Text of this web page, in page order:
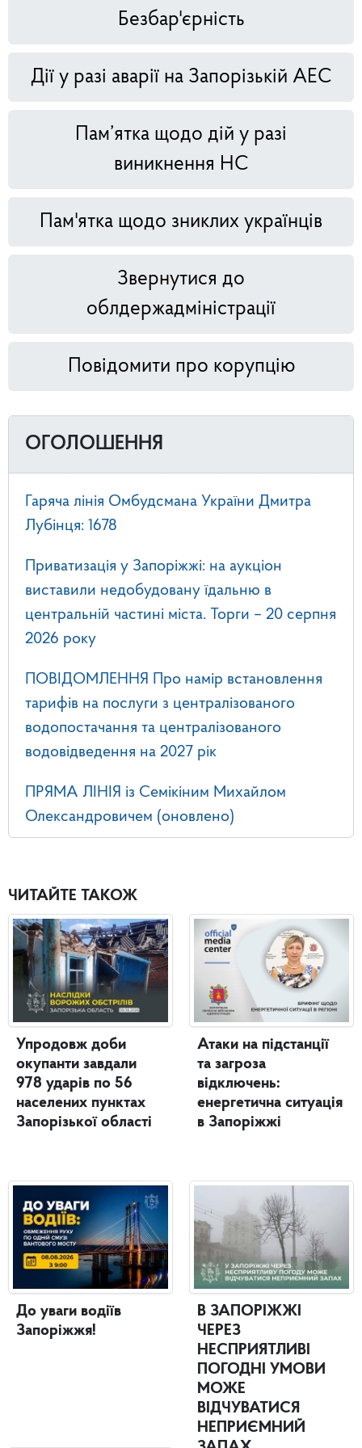
Безбар'єрність
Дії у разі аварії на Запорізькій АЕС
Пам’ятка щодо дій у разі
виникнення НС
Пам'ятка щодо зниклих українців
Звернутися до
облдержадміністрації
Повідомити про корупцію
ОГОЛОШЕННЯ
Гаряча лінія Омбудсмана України Дмитра
Лубінця: 1678
Приватизація у Запоріжжі: на аукціон
виставили недобудовану їдальню в
центральній частині міста. Торги – 20 серпня
2026 року
ПОВІДОМЛЕННЯ Про намір встановлення
тарифів на послуги з централізованого
водопостачання та централізованого
водовідведення на 2027 рік
ПРЯМА ЛІНІЯ із Семікіним Михайлом
Олександровичем (оновлено)
ЧИТАЙТЕ ТАКОЖ
Упродовж доби
окупанти завдали
978 ударів по 56
населених пунктах
Запорізької області
До уваги водіїв
Запоріжжя!
Атаки на підстанції
та загроза
відключень:
енергетична ситуація
в Запоріжжі
В ЗАПОРІЖЖІ
ЧЕРЕЗ
НЕСПРИЯТЛИВІ
ПОГОДНІ УМОВИ
МОЖЕ
ВІДЧУВАТИСЯ
НЕПРИЄМНИЙ